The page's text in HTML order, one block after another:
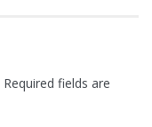
Required fields are